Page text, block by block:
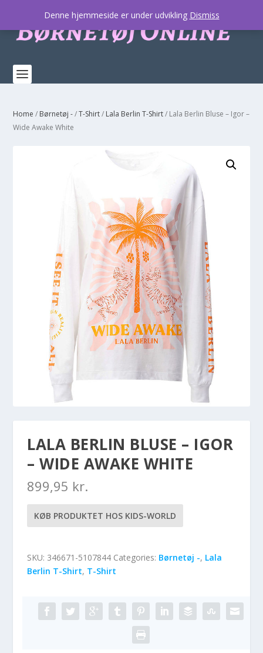
Home / Børnetøj -/T-Shirt/ Lala Berlin T-Shirt/ Lala Berlin Bluse – Igor –
Wide Awake White
LALA BERLIN BLUSE – IGOR
– WIDE AWAKE WHITE
899,95 kr.
KØB PRODUKTET HOS KIDS-WORLD
SKU: 346671-5107844 Categories: Børnetøj -, Lala
Berlin T-Shirt, T-Shirt
Denne hjemmeside er under udvikling Dismiss